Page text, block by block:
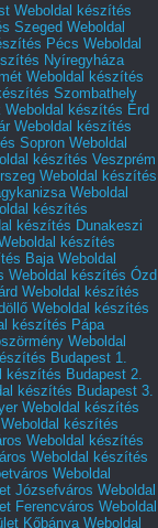
Weboldal készítés
Szeged Weboldal
Pécs Weboldal
Nyíregyháza
Weboldal készítés
Szombathely
Weboldal készítés Érd
Weboldal készítés
Sopron Weboldal
készítés Veszprém
Weboldal készítés
Weboldal
készítés
készítés Dunakeszi
készítés
Baja Weboldal
Weboldal készítés Ózd
Weboldal készítés
Weboldal készítés
készítés Pápa
Weboldal
Budapest 1.
készítés Budapest 2.
készítés Budapest 3.
Weboldal készítés
Weboldal készítés
Weboldal készítés
Weboldal készítés
Weboldal
Józsefváros Weboldal
Ferencváros Weboldal
Kőbánya Weboldal